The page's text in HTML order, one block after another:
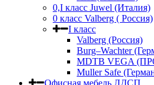
0,I класс Juwel (Италия)
0 класс Valberg ( Россия)
I класс
Valberg (Россия)
Burg–Wachter
MDTB VEGA
Muller Safe
Офисная мебель ЛДСП